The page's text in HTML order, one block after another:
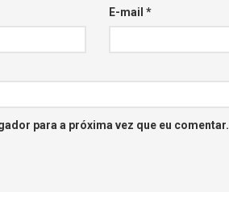
E-mail *
para a próxima vez que eu comentar.